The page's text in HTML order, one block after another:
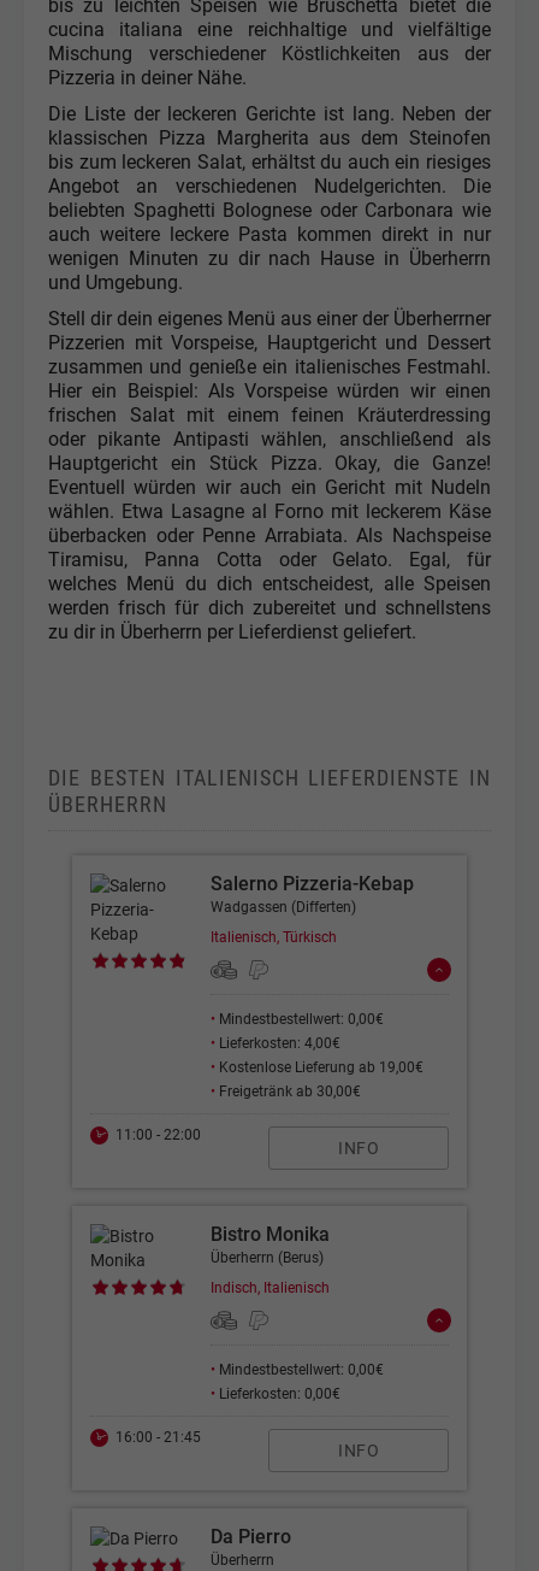
bis zu leichten Speisen wie Bruschetta bietet die
cucina italiana eine reichhaltige und vielfältige
Mischung verschiedener Köstlichkeiten aus der
Pizzeria in deiner Nähe.
Die Liste der leckeren Gerichte ist lang. Neben der
klassischen Pizza Margherita aus dem Steinofen
bis zum leckeren Salat, erhältst du auch ein riesiges
Angebot an verschiedenen Nudelgerichten. Die
beliebten Spaghetti Bolognese oder Carbonara wie
auch weitere leckere Pasta kommen direkt in nur
wenigen Minuten zu dir nach Hause in Überherrn
und Umgebung.
Stell dir dein eigenes Menü aus einer der Überherrner
Pizzerien mit Vorspeise, Hauptgericht und Dessert
zusammen und genieße ein italienisches Festmahl.
Hier ein Beispiel: Als Vorspeise würden wir einen
frischen Salat mit einem feinen Kräuterdressing
oder pikante Antipasti wählen, anschließend als
Hauptgericht ein Stück Pizza. Okay, die Ganze!
Eventuell würden wir auch ein Gericht mit Nudeln
wählen. Etwa Lasagne al Forno mit leckerem Käse
überbacken oder Penne Arrabiata. Als Nachspeise
Tiramisu, Panna Cotta oder Gelato. Egal, für
welches Menü du dich entscheidest, alle Speisen
werden frisch für dich zubereitet und schnellstens
zu dir in Überherrn per Lieferdienst geliefert.
DIE BESTEN ITALIENISCH LIEFERDIENSTE IN
ÜBERHERRN
Salerno Pizzeria-Kebap
Wadgassen (Differten)
Italienisch, Türkisch
• Mindestbestellwert: 0,00€
• Lieferkosten: 4,00€
• Kostenlose Lieferung ab 19,00€
• Freigetränk ab 30,00€
11:00 - 22:00
INFO
Bistro Monika
Überherrn (Berus)
Indisch, Italienisch
• Mindestbestellwert: 0,00€
• Lieferkosten: 0,00€
16:00 - 21:45
INFO
Da Pierro
Überherrn